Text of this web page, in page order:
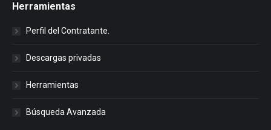
Herramientas
Perfil del Contratante.
Descargas privadas
Herramientas
Búsqueda Avanzada